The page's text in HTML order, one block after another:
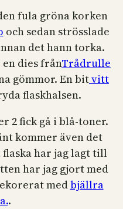
fula gröna korken
och sedan strösslade
det hann torka.
dies frånTrådrulle
gömmor. En bitvitt
flaskhalsen.
2 fick gå i blå-toner.
kommer även det
flaska har jag lagt till
har jag gjort med
medbjällra
.